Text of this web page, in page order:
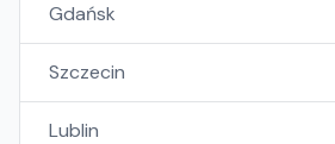
Gdańsk
Szczecin
Lublin